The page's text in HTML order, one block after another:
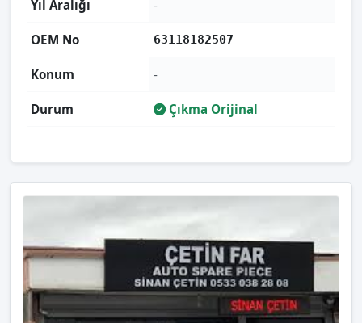
Yıl Aralığı -
OEM No 63118182507
Konum -
Durum Çıkma Orijinal